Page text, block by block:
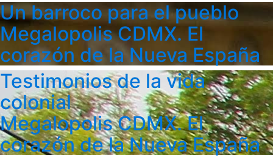
Un barroco para el pueblo
Megalopolis CDMX. El
corazón de la Nueva España
Testimonios de la vida
colonial
Megalopolis CDMX. El
corazón de la Nueva España